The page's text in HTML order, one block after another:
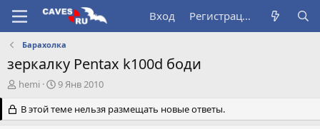
Вход Регистрация
Барахолка
зеркалку Pentax k100d боди
А
т
о
hemi
Д
т
а
9 Янв 2010
В этой теме нельзя размещать новые ответы.